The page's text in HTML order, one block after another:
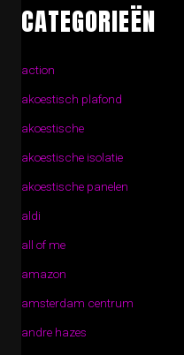
CATEGORIEËN
action
akoestisch plafond
akoestische
akoestische isolatie
akoestische panelen
aldi
all of me
amazon
amsterdam centrum
andre hazes